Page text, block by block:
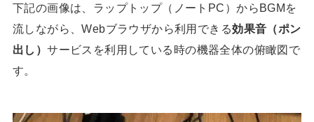
下記の画像は、ラップトップ（ノートPC）からBGMを
流しながら、Webブラウザから利用できる効果音（ポン
出し）サービスを利用している時の機器全体の俯瞰図で
す。